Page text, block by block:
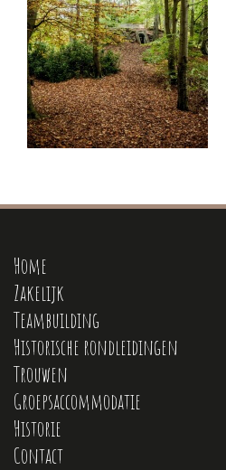
Home
Zakelijk
Teambuilding
Historische rondleidingen
Trouwen
Groepsaccommodatie
Historie
Contact